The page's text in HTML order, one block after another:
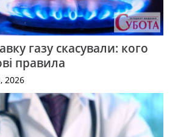
газу скасували: кого
правила
2026